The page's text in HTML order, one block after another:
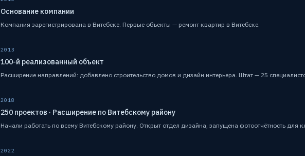
Основание компании
Компания зарегистрирована в Витебске. Первые объекты — ремонт квартир в Витебске.
2013
100-й реализованный объект
Расширение направлений: добавлено строительство домов и дизайн интерьера. Штат — 25
2018
250 проектов · Расширение по Витебскому району
Начали работать по всему Витебскому району. Открыт отдел дизайна, запущена фотоотчётность для
2022